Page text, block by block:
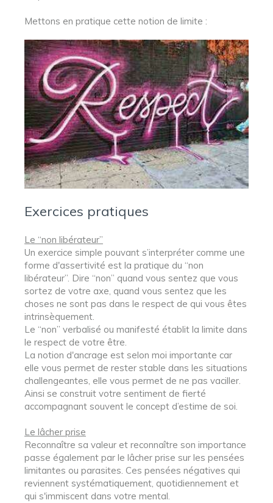
Mettons en pratique cette notion de limite :
Exercices pratiques
Le “non libérateur”
Un exercice simple pouvant s’interpréter comme une
forme d'assertivité est la pratique du “non
libérateur”. Dire “non” quand vous sentez que vous
sortez de votre axe, quand vous sentez que les
choses ne sont pas dans le respect de qui vous êtes
intrinsèquement.
Le “non” verbalisé ou manifesté établit la limite dans
le respect de votre être.
La notion d'ancrage est selon moi importante car
elle vous permet de rester stable dans les situations
challengeantes, elle vous permet de ne pas vaciller.
Ainsi se construit votre sentiment de fierté
accompagnant souvent le concept d’estime de soi.
Le lâcher prise
Reconnaître sa valeur et reconnaître son importance
passe également par le lâcher prise sur les pensées
limitantes ou parasites. Ces pensées négatives qui
reviennent systématiquement, quotidiennement et
qui s'immiscent dans votre mental.